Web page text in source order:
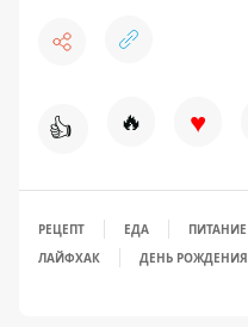
👍 🔥 ♥
РЕЦЕПТ ЕДА ПИТАНИЕ
ЛАЙФХАК
ДЕНЬ РОЖДЕНИЯ